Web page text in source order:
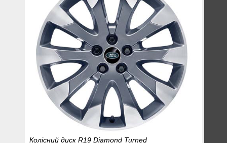
Колісний диск R19 Diamond Turned